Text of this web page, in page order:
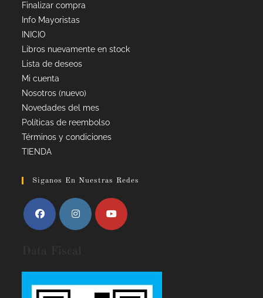
Finalizar compra
Info Mayoristas
INICIO
Libros nuevamente en stock
Lista de deseos
Mi cuenta
Nosotros (nuevo)
Novedades del mes
Políticas de reembolso
Términos y condiciones
TIENDA
Siganos En Nuestras Redes